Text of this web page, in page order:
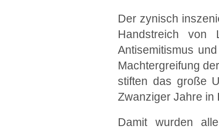
Der zynisch
Handstreich von
Antisemitismus
Machtergreifung
stiften das große
Zwanziger Jahre in
Damit wurden